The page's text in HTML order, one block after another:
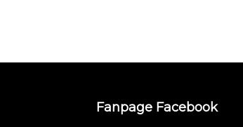
Fanpage Facebook